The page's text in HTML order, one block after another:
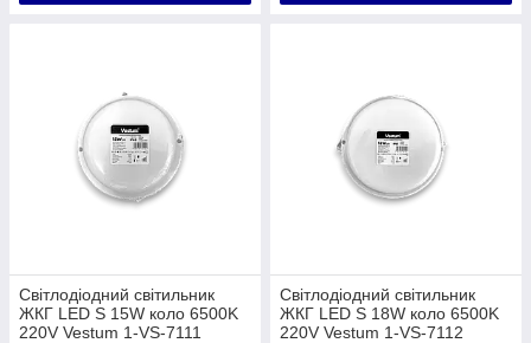
Світлодіодний світильник
ЖКГ LED S 15W коло 6500K
220V Vestum 1-VS-7111
Світлодіодний світильник
ЖКГ LED S 18W коло 6500K
220V Vestum 1-VS-7112